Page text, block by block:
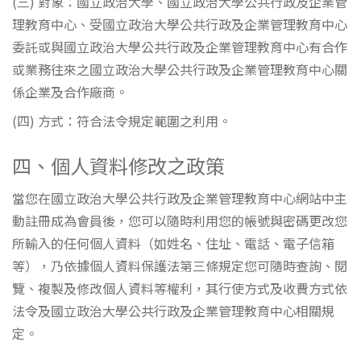
理教育中心、受國立政治大學公共行政及企業管理教育中心
委託或與國立政治大學公共行政及企業管理教育中心有合作
或業務往來之國立政治大學公共行政及企業管理教育中心關
係企業及合作廠商。
(四) 方式：符合法令規定範圍之利用。
四、個人資料修改之政策
當您在國立政治大學公共行政及企業管理教育中心網站中主
動註冊成為會員後，您可以隨時利用您的帳號與密碼更改您
所輸入的任何個人資料（如姓名、住址、電話、電子信箱
等），乃依據個人資料保護法第三條規定您可隨時查詢、閱
覽、複製及修改個人資料等權利，其行使方式及收費方式依
法令及國立政治大學公共行政及企業管理教育中心相關規
定。